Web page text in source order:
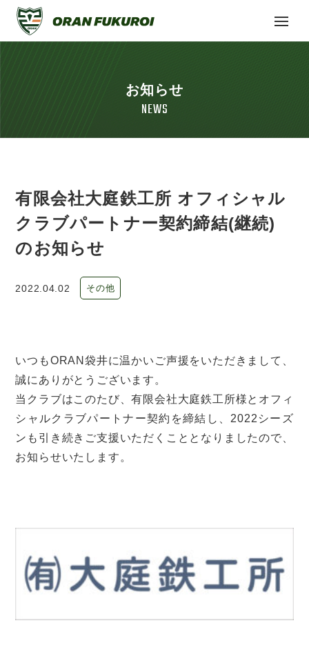
お知らせ
NEWS
有限会社大庭鉄工所 オフィシャル
クラブパートナー契約締結(継続)
のお知らせ
2022.04.02 その他
いつもORAN袋井に温かいご声援をいただきまして、
誠にありがとうございます。
当クラブはこのたび、有限会社大庭鉄工所様とオフィ
シャルクラブパートナー契約を締結し、2022シーズ
ンも引き続きご支援いただくこととなりましたので、
お知らせいたします。